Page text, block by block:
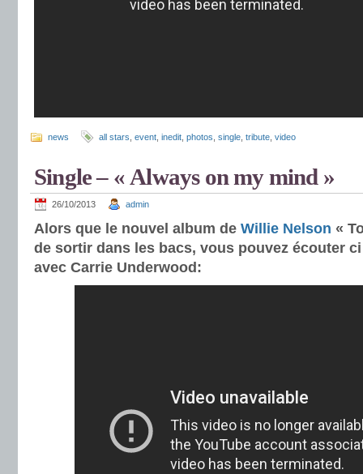
news all stars event inedit photos single tribute video
Single – « Always on my mind »
26/10/2013 admin
Alors que le nouvel album de Willie Nelson «
de sortir dans les bacs, vous pouvez écouter
avec Carrie Underwood: